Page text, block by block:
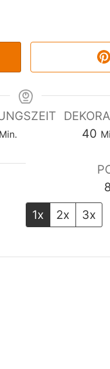
Min.
40
8
1x 2x 3x